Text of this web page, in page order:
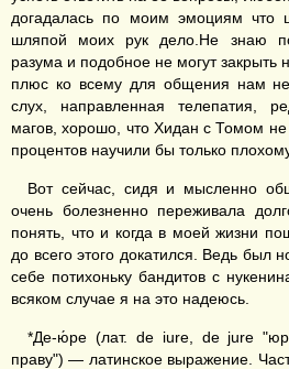
догадалась по моим эмоциям что
шляпой моих рук дело.Не знаю
разума и подобное не могут закрыть
плюс ко всему для общения нам не
слух, направленная телепатия,
магов, хорошо, что Хидан с Томом не
процентов научили бы только
Вот сейчас, сидя и мысленно
очень болезненно переживала
понять, что и когда в моей жизни
до всего этого докатился. Ведь был
себе потихоньку бандитов с
всяком случае я на это надеюсь.
*Де-ю́ре (лат. de iure, de jure
праву") — латинское выражение.